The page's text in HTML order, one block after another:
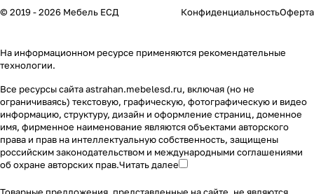
© 2019 - 2026 Мебель ЕСД КонфиденциальностьОферта
На информационном ресурсе применяются рекомендательные
технологии.
Все ресурсы сайта astrahan.mebelesd.ru, включая (но не
ограничиваясь) текстовую, графическую, фотографическую и видео
информацию, структуру, дизайн и оформление страниц, доменное
имя, фирменное наименование являются объектами авторского
права и прав на интеллектуальную собственность, защищены
российским законодательством и международными соглашениями
об охране авторских прав.Читать далее